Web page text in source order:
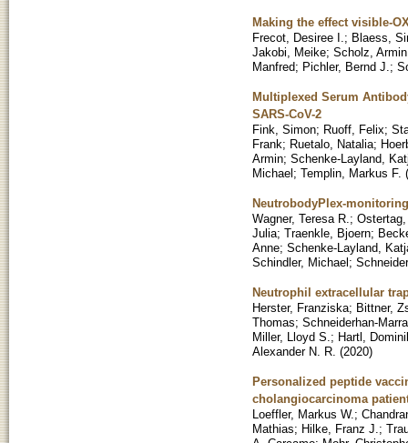
Making the effect visible-
Frecot, Desiree I. ; Blaess,
Jakobi, Meike; Scholz,
Manfred; Pichler, Bernd J. ;
Multiplexed Serum
SARS-CoV-2
Fink, Simon; Ruoff, Felix;
Frank; Ruetalo, Natalia;
Armin; Schenke-Layland,
Michael; Templin, Markus F. (
NeutrobodyPlex-
Wagner, Teresa R. ;
Julia; Traenkle, Bjoern;
Anne; Schenke-Layland,
Schindler, Michael;
Neutrophil extracellular
Herster, Franziska; Bittner,
Thomas; Schneiderhan-
Miller, Lloyd S. ; Hartl,
Alexander N. R. (2020)
Personalized peptide
cholangiocarcinoma
Loeffler, Markus W. ;
Mathias; Hilke, Franz J. ;